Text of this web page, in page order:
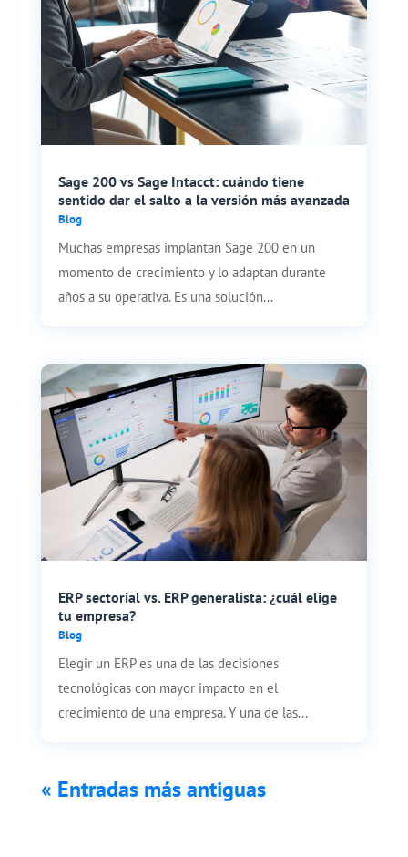
Sage 200 vs Sage Intacct: cuándo tiene
sentido dar el salto a la versión más avanzada
Blog
Muchas empresas implantan Sage 200 en un
momento de crecimiento y lo adaptan durante
años a su operativa. Es una solución...
ERP sectorial vs. ERP generalista: ¿cuál elige
tu empresa?
Blog
Elegir un ERP es una de las decisiones
tecnológicas con mayor impacto en el
crecimiento de una empresa. Y una de las...
« Entradas más antiguas